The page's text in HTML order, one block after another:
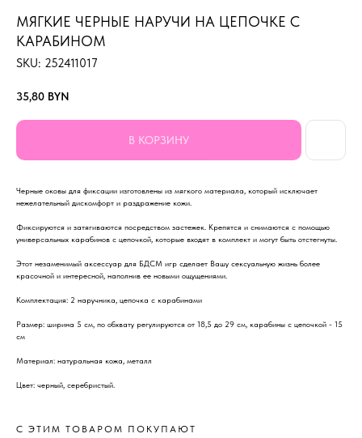
МЯГКИЕ ЧЕРНЫЕ НАРУЧИ НА ЦЕПОЧКЕ С
КАРАБИНОМ
SKU: 252411017
35,80 BYN
В КОРЗИНУ
Черные оковы для фиксации изготовлены из мягкого материала, который исключает
нежелательный дискомфорт и раздражение кожи.
Фиксируются и затягиваются посредством застежек. Крепятся и снимаются с помощью
универсальных карабинов с цепочкой, которые входят в комплект и могут быть отстегнуты.
Этот незаменимый аксессуар для БДСМ игр сделает Вашу сексуальную жизнь более
красочной и интересной, наполнив ее новыми ощущениями.
Комплектация: 2 наручника, цепочка с карабинами
Размер: ширина 5 см, по обхвату регулируются от 18,5 до 29 см, карабины с цепочкой - 15
см
Материал: натуральная кожа, металл
Цвет: черный, серебристый.
С ЭТИМ ТОВАРОМ ПОКУПАЮТ